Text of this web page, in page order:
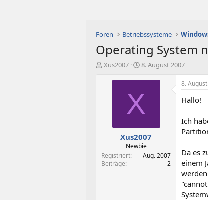
Foren Betriebssysteme
Operating System
E
Xus2007
E
s
e
l
t
a
m
8. August 2007
X
Xus2007
Newbie
Registriert
Aug. 2007
Beiträge
2
8.
Hallo!
Ich
Da es
einem